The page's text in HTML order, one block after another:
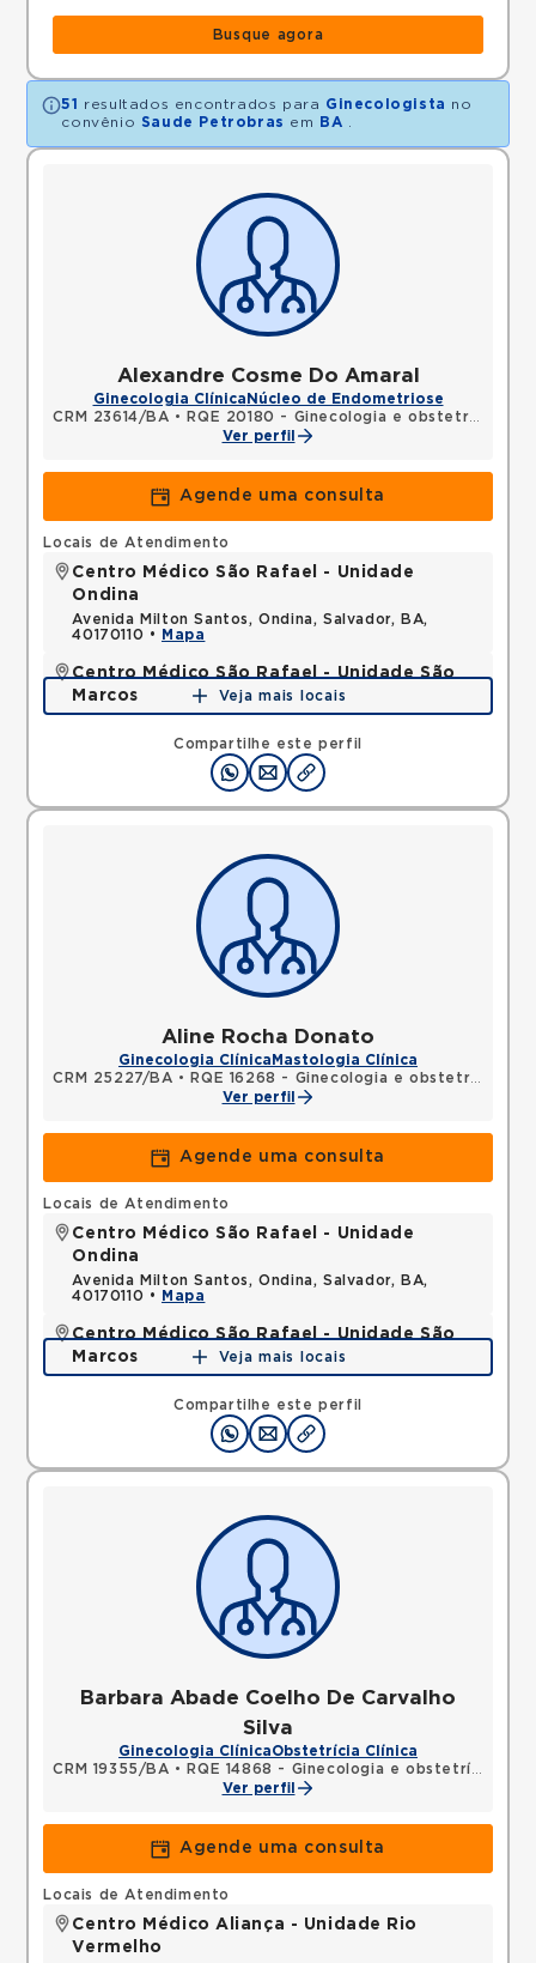
Busque agora
51 resultados encontrados para Ginecologista no
convênio Saude Petrobras em BA
Alexandre Cosme Do Amaral
Ginecologia Clínica Núcleo de Endometriose
CRM 23614/BA •
RQE 20180 - Ginecologia e obstetrícia
Ver perfil
Agende uma consulta
Compartilhe este perfil
Locais de Atendimento
Centro Médico São Rafael - Unidade
Ondina
Avenida Milton Santos, Ondina, Salvador, BA,
40170110 •
Mapa
Centro Médico São Rafael - Unidade São
Marcos
Rua Sao Rafael, Sao Marcos, Salvador, BA,
Mapa
Veja mais locais
Aline Rocha Donato
Ginecologia Clínica Mastologia Clínica
CRM 25227/BA • RQE 16268 - Ginecologia e obstetrícia
Ver perfil
Agende uma consulta
Compartilhe este perfil
Locais de Atendimento
Centro Médico São Rafael - Unidade
Ondina
Avenida Milton Santos, Ondina, Salvador, BA,
40170110 •
Mapa
Centro Médico São Rafael - Unidade São
Marcos
Rua Sao Rafael, Sao Marcos, Salvador, BA,
Mapa
Veja mais locais
Barbara Abade Coelho De Carvalho
Silva
Ginecologia ClínicaObstetrícia Clínica
CRM 19355/BA •
RQE 14868 - Ginecologia e obstetrícia
Ver perfil
Agende uma consulta
Locais de Atendimento
Centro Médico Aliança - Unidade Rio
Vermelho